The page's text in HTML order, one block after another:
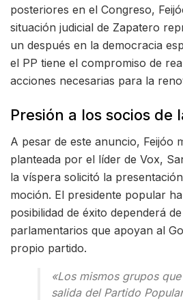
posteriores en el Congreso,
situación judicial de Zapatero
un después en la democracia
el PP tiene el compromiso de
acciones necesarias para la
Presión a los socios de
A pesar de este anuncio, Feijóo
planteada por el líder de Vox,
la víspera solicitó la
moción. El presidente popular
posibilidad de éxito dependerá
parlamentarios que apoyan al
propio partido.
«Los mismos grupos
salida del Partido